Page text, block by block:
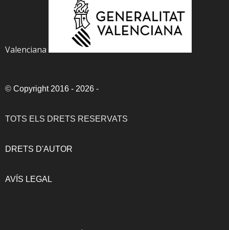
Valenciana
© Copyright 2016 - 2026 -
TOTS ELS DRETS RESERVATS
DRETS D'AUTOR
AVÍS LEGAL